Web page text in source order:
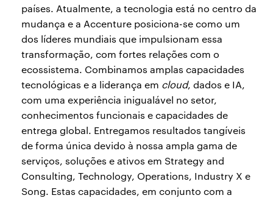
países. Atualmente, a tecnologia está no centro da
mudança e a Accenture posiciona-se como um
dos líderes mundiais que impulsionam essa
transformação, com fortes relações com o
ecossistema. Combinamos amplas capacidades
tecnológicas e a liderança em cloud, dados e IA,
com uma experiência inigualável no setor,
conhecimentos funcionais e capacidades de
entrega global. Entregamos resultados tangíveis
de forma única devido à nossa ampla gama de
serviços, soluções e ativos em Strategy and
Consulting, Technology, Operations, Industry X e
Song. Estas capacidades, em conjunto com a